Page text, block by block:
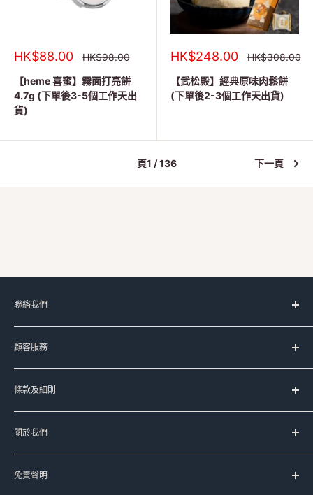
銷
價
格
HK$88.00
正
價
格
HK$98.00
【heme 喜蜜】霧面打亮餅
4.7g (下單後3-5個工作天出
貨)
銷
價
格
HK$248.00
正
價
格
HK$308.00
【武松殿】經典原味肉鬆餅
(下單後2-3個工作天出貨)
頁1 / 136 下一頁
聯絡我們
服務時間：
星期一至五 上午11時-晚上8時
(星期六﹑日及公眾假期休息)
Signal:+852 90107944
Line:@meadowduck
Meta Messenger
FB:meadowduck
顧客服務
台灣代購服務流程
如何購買
送貨服務
常見問題
聯絡我們
條款及細則
服務條款
運送條款
私隱政策
退換貨政策
關於我們
Meadow Duck 的品牌故事
免責聲明